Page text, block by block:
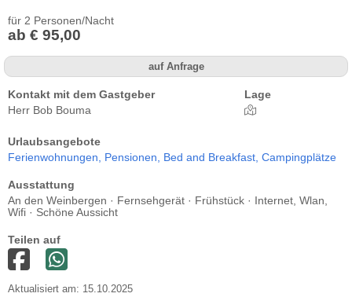
für 2 Personen/Nacht
ab € 95,00
auf Anfrage
Kontakt mit dem Gastgeber
Herr Bob Bouma
Lage
Urlaubsangebote
Ferienwohnungen, Pensionen, Bed and Breakfast, Campingplätze
Ausstattung
An den Weinbergen · Fernsehgerät · Frühstück · Internet, Wlan,
Wifi · Schöne Aussicht
Teilen auf
Aktualisiert am: 15.10.2025